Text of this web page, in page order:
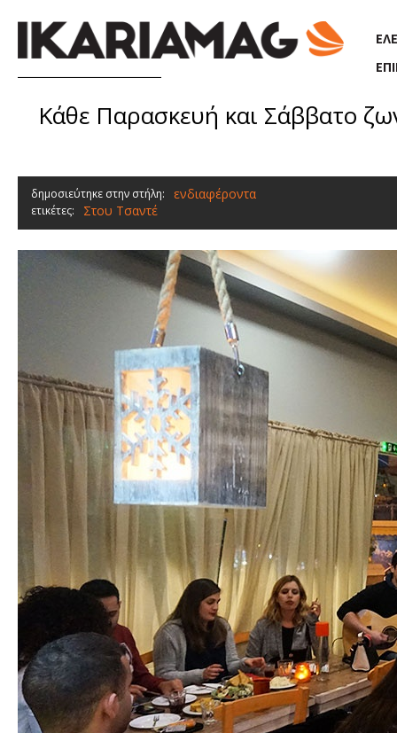
Κάθε Παρασκευή και Σάββατο
δημοσιεύτηκε στην στήλη: ενδιαφέροντα
ετικέτες: Στου Τσαντέ